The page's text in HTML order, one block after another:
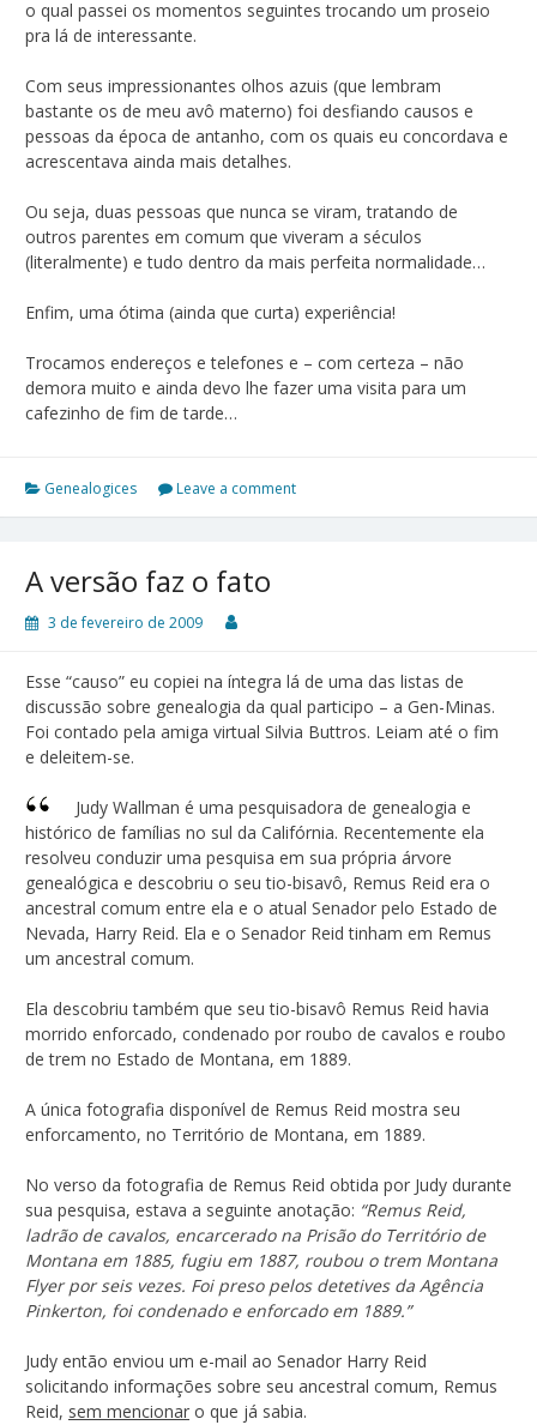
o qual passei os momentos seguintes trocando um proseio
pra lá de interessante.
Com seus impressionantes olhos azuis (que lembram
bastante os de meu avô materno) foi desfiando causos e
pessoas da época de antanho, com os quais eu concordava e
acrescentava ainda mais detalhes.
Ou seja, duas pessoas que nunca se viram, tratando de
outros parentes em comum que viveram a séculos
(literalmente) e tudo dentro da mais perfeita normalidade…
Enfim, uma ótima (ainda que curta) experiência!
Trocamos endereços e telefones e – com certeza – não
demora muito e ainda devo lhe fazer uma visita para um
cafezinho de fim de tarde…
Genealogices Leave a comment
A versão faz o fato
3 de fevereiro de 2009
Esse “causo” eu copiei na íntegra lá de uma das listas de
discussão sobre genealogia da qual participo – a Gen-Minas.
Foi contado pela amiga virtual Silvia Buttros. Leiam até o fim
e deleitem-se.
Judy Wallman é uma pesquisadora de genealogia e
histórico de famílias no sul da Califórnia. Recentemente ela
resolveu conduzir uma pesquisa em sua própria árvore
genealógica e descobriu o seu tio-bisavô, Remus Reid era o
ancestral comum entre ela e o atual Senador pelo Estado de
Nevada, Harry Reid. Ela e o Senador Reid tinham em Remus
um ancestral comum.
Ela descobriu também que seu tio-bisavô Remus Reid havia
morrido enforcado, condenado por roubo de cavalos e roubo
de trem no Estado de Montana, em 1889.
A única fotografia disponível de Remus Reid mostra seu
enforcamento, no Território de Montana, em 1889.
No verso da fotografia de Remus Reid obtida por Judy durante
sua pesquisa, estava a seguinte anotação: “Remus Reid,
ladrão de cavalos, encarcerado na Prisão do Território de
Montana em 1885, fugiu em 1887, roubou o trem Montana
Flyer por seis vezes. Foi preso pelos detetives da Agência
Pinkerton, foi condenado e enforcado em 1889.”
Judy então enviou um e-mail ao Senador Harry Reid
solicitando informações sobre seu ancestral comum, Remus
Reid, sem mencionar o que já sabia.